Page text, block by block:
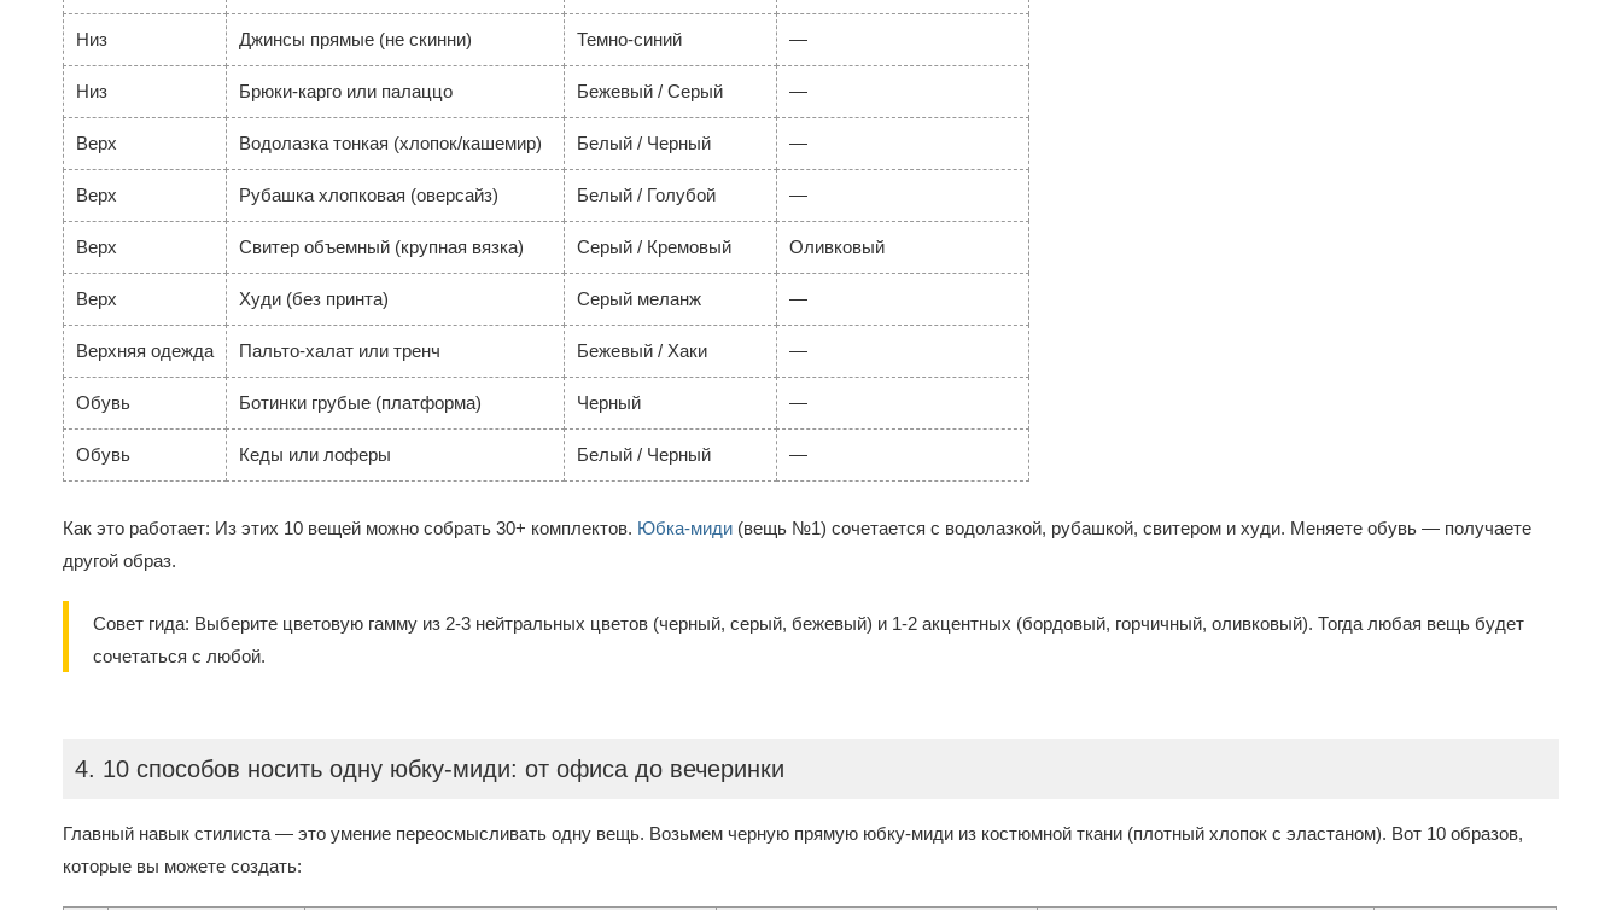
Низ Джинсы прямые (не скинни) Темно-синий —
Низ Брюки-карго или палаццо Бежевый / Серый —
Верх Водолазка тонкая (хлопок/кашемир) Белый / Черный —
Верх Рубашка хлопковая (оверсайз) Белый / Голубой —
Верх Свитер объемный (крупная вязка) Серый / Кремовый Оливковый
Верх Худи (без принта) Серый меланж —
Верхняя одежда Пальто-халат или тренч Бежевый / Хаки —
Обувь Ботинки грубые (платформа) Черный —
Обувь Кеды или лоферы Белый / Черный —
Как это работает: Из этих 10 вещей можно собрать 30+ комплектов. Юбка-миди (вещь №1) сочетается с водолазкой, рубашкой, свитером и худи. Меняете обувь — получаете
другой образ.
Совет гида: Выберите цветовую гамму из 2-3 нейтральных цветов (черный, серый, бежевый) и 1-2 акцентных (бордовый, горчичный, оливковый). Тогда любая вещь будет
сочетаться с любой.
4. 10 способов носить одну юбку-миди: от офиса до вечеринки
Главный навык стилиста — это умение переосмысливать одну вещь. Возьмем черную прямую юбку-миди из костюмной ткани (плотный хлопок с эластаном). Вот 10 образов,
которые вы можете создать: